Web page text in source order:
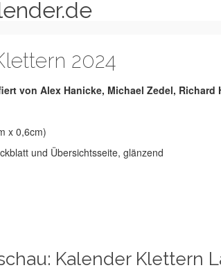
2024
von Alex Hanicke, Michael Zedel, Richard
x 0,6cm)
und Übersichtsseite, glänzend
Kalender Klettern